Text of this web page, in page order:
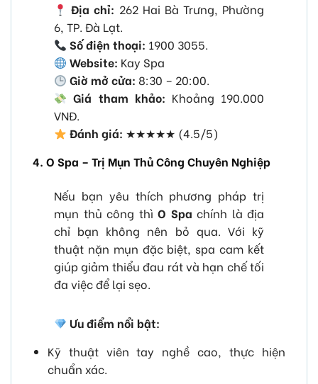
Địa chỉ: 262 Hai Bà Trưng, Phường
6, TP. Đà Lạt.
Số điện thoại: 1900 3055.
Website: Kay Spa
Giờ mở cửa: 8:30 – 20:00.
Giá tham khảo: Khoảng 190.000
VNĐ.
Đánh giá: ★★★★★ (4.5/5)
4. O Spa – Trị Mụn Thủ Công Chuyên Nghiệp
Nếu bạn yêu thích phương pháp trị
mụn thủ công thì O Spa chính là địa
chỉ bạn không nên bỏ qua. Với kỹ
thuật nặn mụn đặc biệt, spa cam kết
giúp giảm thiểu đau rát và hạn chế tối
đa việc để lại sẹo.
Ưu điểm nổi bật:
Kỹ thuật viên tay nghề cao, thực hiện
chuẩn xác.